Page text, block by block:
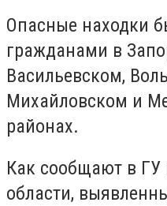
Опасные находки
гражданами в
Васильевском,
Михайловском и
районах.
Как сообщают в
области,